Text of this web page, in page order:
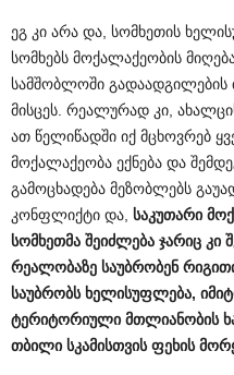
ეგ კი არა და, სომხეთის
სომხებს მოქალაქეობის
სამშობლოში
მისცეს. რეალურად კი,
ათ წელიწადში იქ მცხოვრებ
მოქალაქეობა ექნება და
გამოცხადება მეზობლებს
კონფლიქტი და, საკუთარი
სომხეთმა შეიძლება ჯარიც კი
რეალობაზე საუბრობენ
საუბრობს ხელისუფლება,
ტერიტორიული მთლიანობის
თბილი სკამისთვის ფეხის